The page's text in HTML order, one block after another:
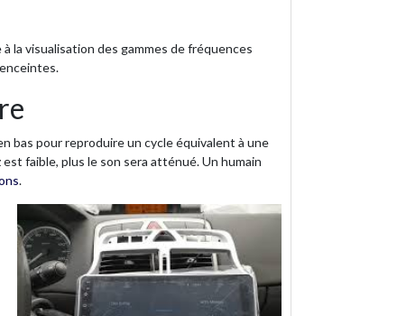
la visualisation des gammes de fréquences
bas pour reproduire un cycle équivalent à une
faible, plus le son sera atténué. Un humain
.